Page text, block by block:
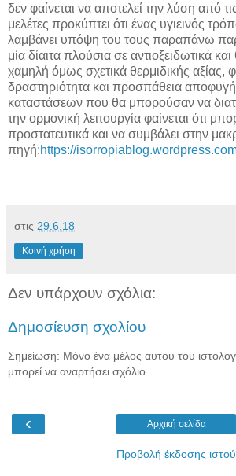
δεν φαίνεται να αποτελεί την λύση από
μελέτες προκύπτει ότι ένας υγιεινός
λαμβάνει υπόψη του τους παραπάνω
μία δίαιτα πλούσια σε αντιοξειδωτικά
χαμηλή όμως σχετικά θερμιδικής αξίας,
δραστηριότητα και προσπάθεια
καταστάσεων που θα μπορούσαν να
την ορμονική λειτουργία φαίνεται ότι
προστατευτικά και να συμβάλει στην
πηγή:https://
στις 29.6.18
Κοινή χρήση
Δεν υπάρχουν σχόλια:
Δημοσίευση σχολίου
Σημείωση: Μόνο ένα μέλος αυτού του
μπορεί να αναρτήσει σχόλιο.
‹ Αρχική σελίδα
Προβολή έκδοσης ιστού